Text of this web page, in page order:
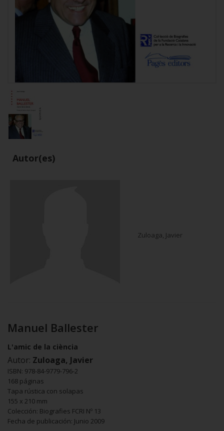
Autor(es)
Zuloaga, Javier
Manuel Ballester
L'amic de la ciència
Autor: Zuloaga, Javier
ISBN: 978-84-9779-796-2
168 páginas
Tapa rústica con solapas
155 x 210 mm
Colección: Biografies FCRI Nº 13
Fecha de publicación: Junio 2009